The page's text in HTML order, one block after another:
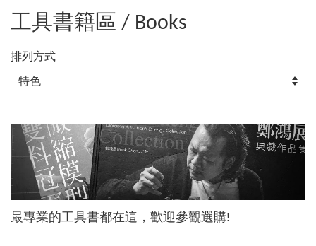
工具書籍區 / Books
排列方式
最專業的工具書都在這，歡迎參觀選購!